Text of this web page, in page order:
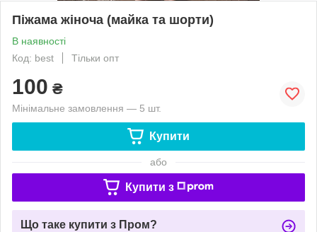
Піжама жіноча (майка та шорти)
В наявності
Код: best
Тільки опт
100 ₴
Мінімальне замовлення — 5 шт.
Купити
або
Купити з
Що таке купити з Пром?